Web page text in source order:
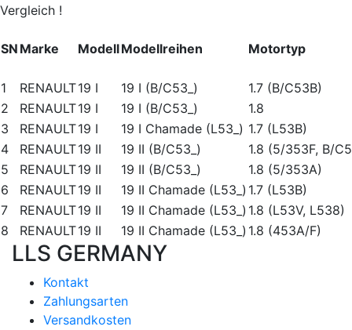
Vergleich !
SN Marke ModellModellreihen Motortyp
1 RENAULT19 I 19 I (B/C53_)
1.7 (B/C53B)
2
RENAULT19 I 19 I (B/C53_)
1.8
3
RENAULT19 I 19 I Chamade (L53_) 1.7 (L53B)
4
RENAULT19 II 19 II (B/C53_)
1.8 (5/353F, B/
5
RENAULT19 II 19 II (B/C53_)
1.8 (5/353A)
6
RENAULT19 II 19 II Chamade (L53_) 1.7 (L53B)
7
RENAULT19 II 19 II Chamade (L53_) 1.8 (L53V, L538)
8
RENAULT19 II 19 II Chamade (L53_) 1.8 (453A/F)
LLS GERMANY
Kontakt
Zahlungsarten
Versandkosten